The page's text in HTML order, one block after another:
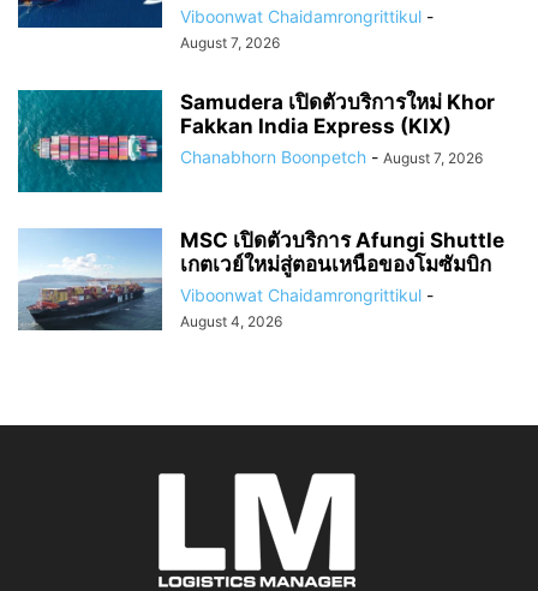
Viboonwat Chaidamrongrittikul -
August 7, 2026
Samudera เปิดตัวบริการใหม่ Khor
Fakkan India Express (KIX)
Chanabhorn Boonpetch - August 7, 2026
MSC เปิดตัวบริการ Afungi Shuttle
เกตเวย์ใหม่สู่ตอนเหนือของโมซัมบิก
Viboonwat Chaidamrongrittikul -
August 4, 2026